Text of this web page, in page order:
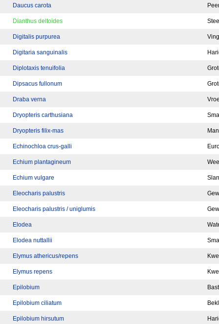
Daucus carota
Dianthus deltoides
Digitalis purpurea
Digitaria sanguinalis
Diplotaxis tenuifolia
Dipsacus fullonum
Draba verna
Dryopteris carthusiana
Dryopteris filix-mas
Echinochloa crus-galli
Echium plantagineum
Echium vulgare
Eleocharis palustris
Eleocharis palustris / uniglumis
Elodea
Elodea nuttallii
Elymus athericus/repens
Elymus repens
Epilobium
Epilobium ciliatum
Epilobium hirsutum